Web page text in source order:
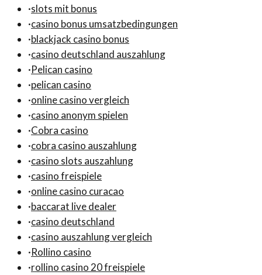
·slots mit bonus
·casino bonus umsatzbedingungen
·blackjack casino bonus
·casino deutschland auszahlung
·Pelican casino
·pelican casino
·online casino vergleich
·casino anonym spielen
·Cobra casino
·cobra casino auszahlung
·casino slots auszahlung
·casino freispiele
·online casino curacao
·baccarat live dealer
·casino deutschland
·casino auszahlung vergleich
·Rollino casino
·rollino casino 20 freispiele